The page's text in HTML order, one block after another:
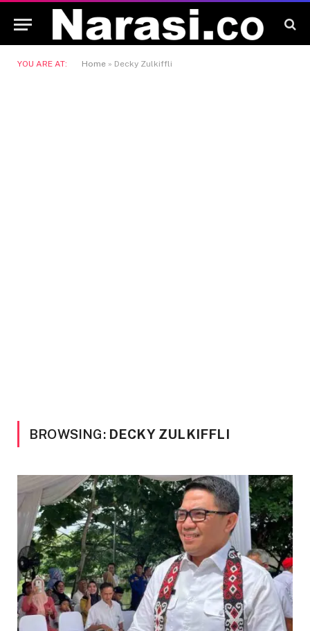
YOU ARE AT: Home » Decky Zulkiffli
BROWSING: DECKY ZULKIFFLI